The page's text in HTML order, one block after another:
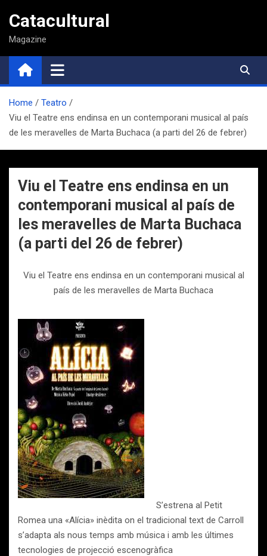
contenido
Catacultural
Magazine
Home
Teatro
Viu el Teatre ens endinsa en un contemporani musical al país
de les meravelles de Marta Buchaca (a parti del 26 de febrer)
Viu el Teatre ens endinsa en un
contemporani musical al país de
les meravelles de Marta Buchaca
(a parti del 26 de febrer)
Viu el Teatre ens endinsa en un contemporani musical al
país de les meravelles de Marta Buchaca
S’estrena al Petit
Romea una «Alícia» inèdita on el tradicional text de Carroll
s’adapta als nous temps amb música i amb les últimes
tecnologies de projecció escenogràfica